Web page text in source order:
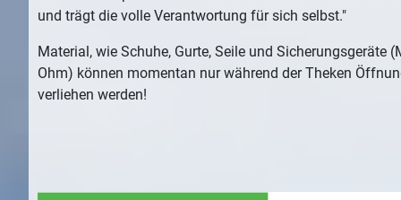
und trägt die volle Verantwortung für sich selbst."
Material, wie Schuhe, Gurte, Seile und Sicherungsgeräte
Ohm) können momentan nur während der Theken
verliehen werden!